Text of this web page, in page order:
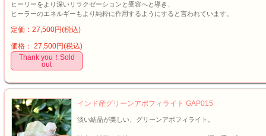
ヒーリーをより深いリラクゼーションと受容へと導き、
ヒーラーのエネルギーもより純粋に作用するようにすると言われています。
定価：27,500円(税込)
価格： 27,500円(税込)
Thank you！Sold
out
インド産グリーンアポフィライト GAP015
淡い結晶が美しい、グリーンアポフィライト。